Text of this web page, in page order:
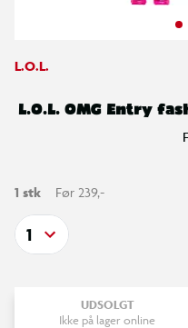
L.O.L.
L.O.L. OMG Entry
1 stk Før 239,-
1
UDSOLGT
Ikke på lager online